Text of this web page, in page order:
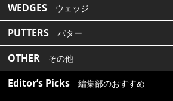
WEDGES ウェッジ
PUTTERS パター
OTHER その他
Editor’s Picks 編集部のおすすめ